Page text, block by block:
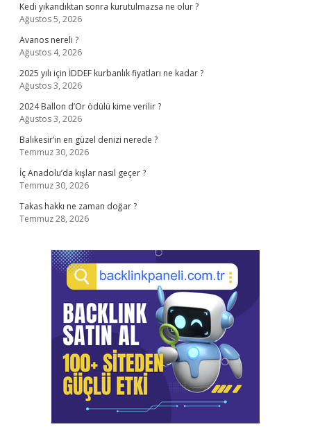
Kedi yıkandıktan sonra kurutulmazsa ne olur ?
Ağustos 5, 2026
Avanos nereli ?
Ağustos 4, 2026
2025 yılı için İDDEF kurbanlık fiyatları ne kadar ?
Ağustos 3, 2026
2024 Ballon d’Or ödülü kime verilir ?
Ağustos 3, 2026
Balıkesir’in en güzel denizi nerede ?
Temmuz 30, 2026
İç Anadolu’da kışlar nasıl geçer ?
Temmuz 30, 2026
Takas hakkı ne zaman doğar ?
Temmuz 28, 2026